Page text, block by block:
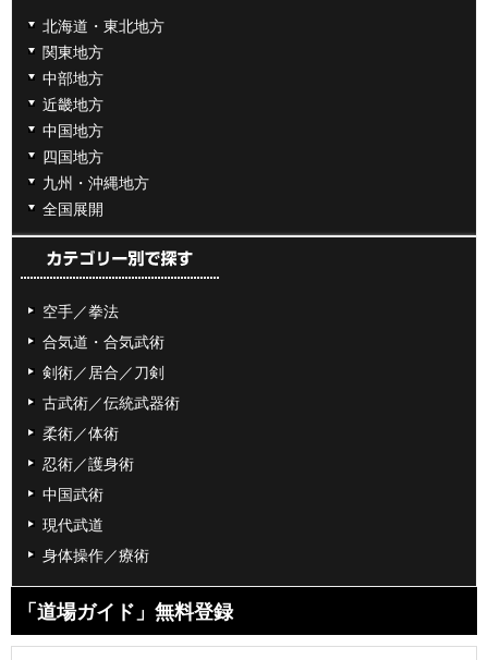
北海道・東北地方
関東地方
中部地方
近畿地方
中国地方
四国地方
九州・沖縄地方
全国展開
空手／拳法
合気道・合気武術
剣術／居合／刀剣
古武術／伝統武器術
柔術／体術
忍術／護身術
中国武術
現代武道
身体操作／療術
「道場ガイド」無料登録